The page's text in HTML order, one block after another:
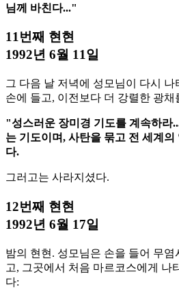
님께 바친다..."
11번째 현현
1992년 6월 11일
그 다음 날 저녁에 성모님이 다시
손에 들고, 이전보다 더 강렬한 광
"성스러운 장미경 기도를 계속하라
는 기도이며, 사탄을 묶고 전 세계의
다.
그러고는 사라지셨다.
12번째 현현
1992년 6월 17일
밤의 현현. 성모님은 손을 들어 무
고, 그곳에서 처음 마르코스에게 나
다: